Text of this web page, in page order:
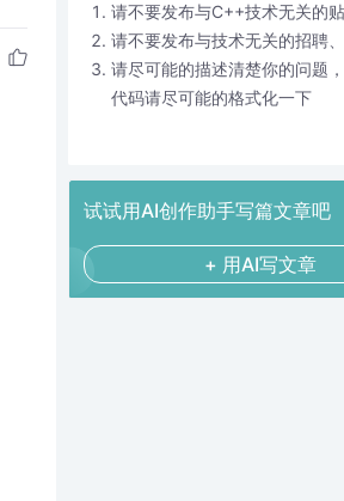
请不要发布与C++技术无关的
请不要发布与技术无关的招聘
请尽可能的描述清楚你的问题
代码请尽可能的格式化一下
试试用AI创作助手写篇文章吧
+ 用AI写文章